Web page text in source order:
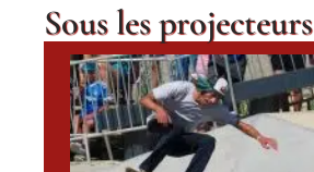
Sous les projecteurs